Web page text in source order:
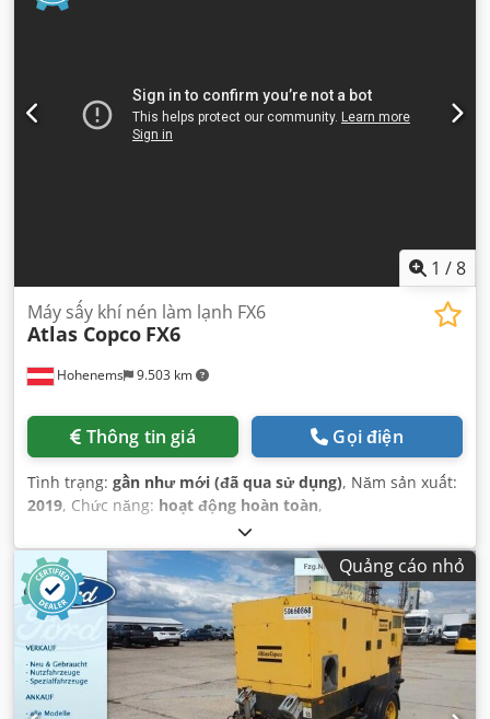
1 /8
Hohenems 9.503 km
Máy sấy khí nén làm lạnh FX6
Atlas Copco FX6
Thông tin giá Gọi điện
Tình trạng: gần như mới (đã qua sử dụng), Năm sản xuất:
2019, Chức năng: hoạt động hoàn toàn,
Quảng cáo nhỏ